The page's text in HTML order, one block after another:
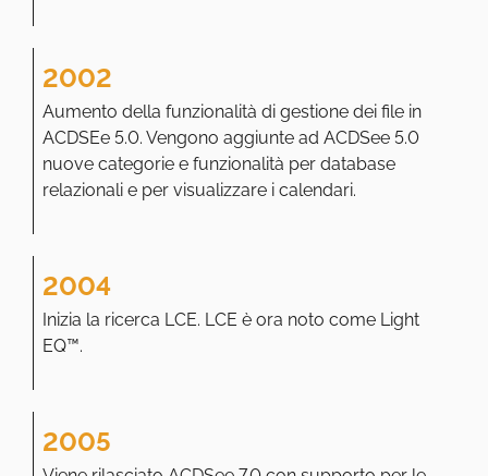
2002
Aumento della funzionalità di gestione dei file in
ACDSEe 5.0. Vengono aggiunte ad ACDSee 5.0
nuove categorie e funzionalità per database
relazionali e per visualizzare i calendari.
2004
Inizia la ricerca LCE. LCE è ora noto come Light
EQ™.
2005